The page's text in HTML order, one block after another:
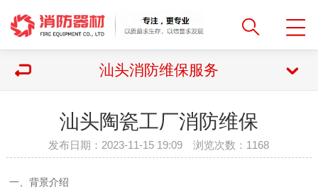
汕头消防维保服务
汕头陶瓷工厂消防维保
发布日期：2023-11-15 19:09 浏览次数： 1168
一、背景介绍